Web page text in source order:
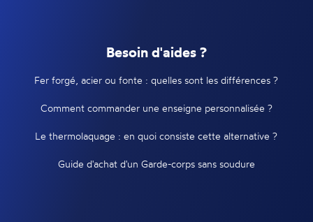
Besoin d'aides ?
Fer forgé, acier ou fonte : quelles sont les différences ?
Comment commander une enseigne personnalisée ?
Le thermolaquage : en quoi consiste cette alternative ?
Guide d'achat d'un Garde-corps sans soudure